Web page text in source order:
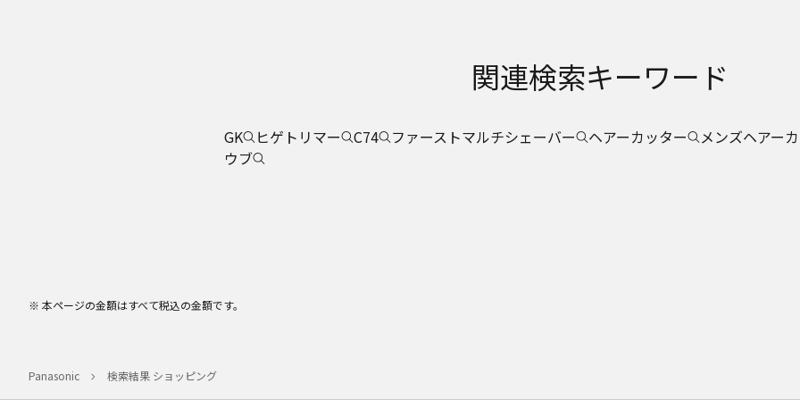
関連検索キーワード
GK ヒゲトリマー C74 ファーストマルチシェーバー ヘアーカッター メンズヘアー
ウブ
※ 本ページの金額はすべて税込の金額です。
Panasonic 検索結果 ショッピング